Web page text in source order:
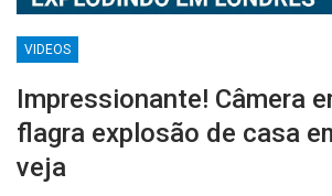
VIDEOS
Impressionante! Câmera
flagra explosão de casa
veja